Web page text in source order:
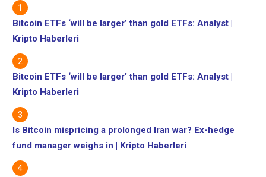
Bitcoin ETFs ‘will be larger’ than gold ETFs: Analyst |
Kripto Haberleri
Bitcoin ETFs ‘will be larger’ than gold ETFs: Analyst |
Kripto Haberleri
Is Bitcoin mispricing a prolonged Iran war? Ex-hedge
fund manager weighs in | Kripto Haberleri